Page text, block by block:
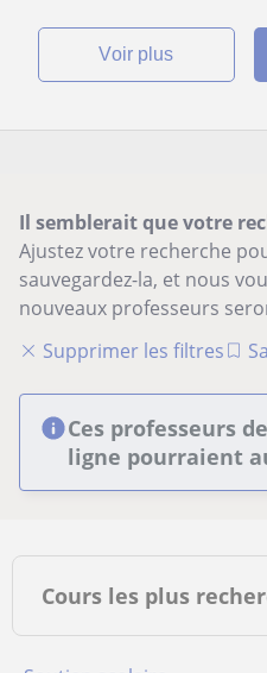
voir plus
Il semblerait que votre
Ajustez votre recherche
sauvegardez-la, et nous
nouveaux professeurs
Supprimer les filtres
Ces professeurs
ligne pourraient
Cours les plus